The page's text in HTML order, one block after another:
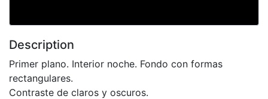
Description
Primer plano. Interior noche. Fondo con formas
rectangulares.
Contraste de claros y oscuros.